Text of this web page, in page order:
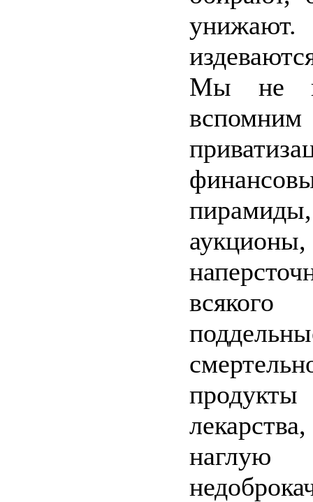
Мы не
вспомним
аукционы,
наглую